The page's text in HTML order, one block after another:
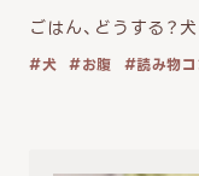
ごはん、どうする？
犬 お腹 読み物